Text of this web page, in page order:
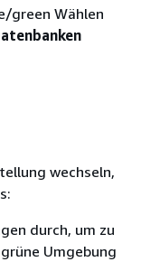
green Wählen
wechseln,
durch, um zu
Umgebung